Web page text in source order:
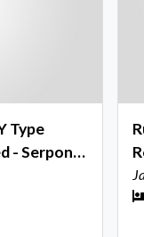
Type
- Serpong